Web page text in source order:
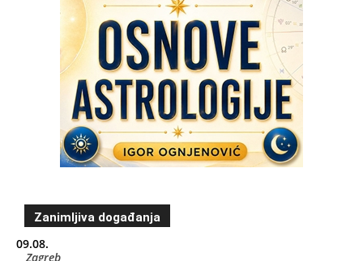
Zanimljiva događanja
09.08.
Zagreb